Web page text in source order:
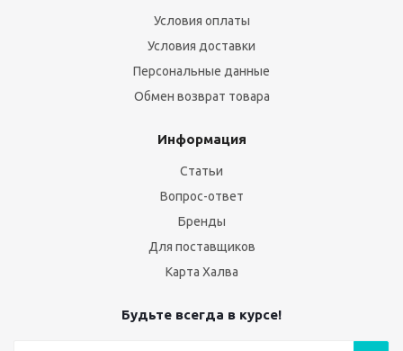
Условия оплаты
Условия доставки
Персональные данные
Обмен возврат товара
Информация
Статьи
Вопрос-ответ
Бренды
Для поставщиков
Карта Халва
Будьте всегда в курсе!